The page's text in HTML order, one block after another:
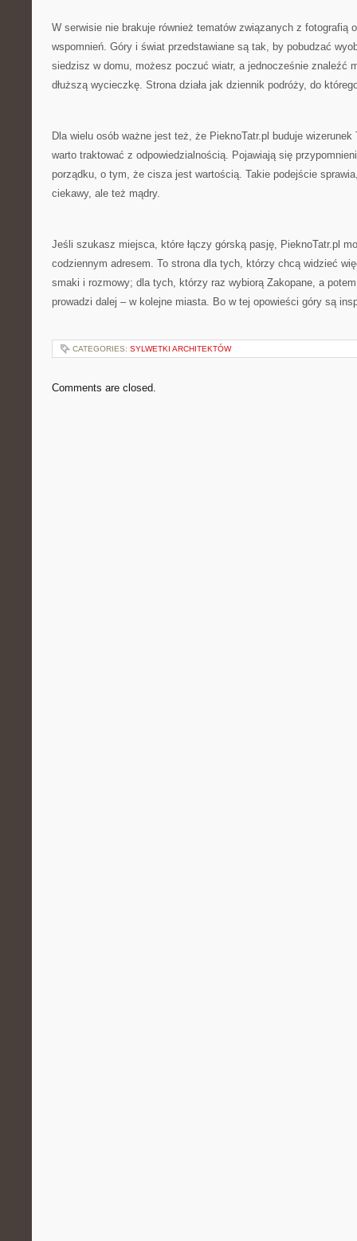
W serwisie nie brakuje również tematów związanych z fotografią
wspomnień. Góry i świat przedstawiane są tak, by pobudzać
siedzisz w domu, możesz poczuć wiatr, a jednocześnie znaleźć
dłuższą wycieczkę. Strona działa jak dziennik podróży, do
Dla wielu osób ważne jest też, że PieknoTatr.pl buduje
warto traktować z odpowiedzialnością. Pojawiają się
porządku, o tym, że cisza jest wartością. Takie podejście
ciekawy, ale też mądry.
Jeśli szukasz miejsca, które łączy górską pasję, PieknoTatr.pl
codziennym adresem. To strona dla tych, którzy chcą widzieć
smaki i rozmowy; dla tych, którzy raz wybiorą Zakopane, a
prowadzi dalej – w kolejne miasta. Bo w tej opowieści góry są
CATEGORIES: SYLWETKI ARCHITEKTÓW
Comments are closed.